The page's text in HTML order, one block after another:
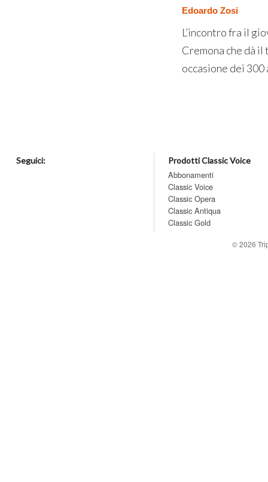
Edoardo Zosi
L’incontro fra il
Cremona che dà
occasione dei 300
Seguici: Prodotti Classic Voice
Abbonamenti
Classic Voice
Classic Opera
Classic Antiqua
Classic Gold
© 2026